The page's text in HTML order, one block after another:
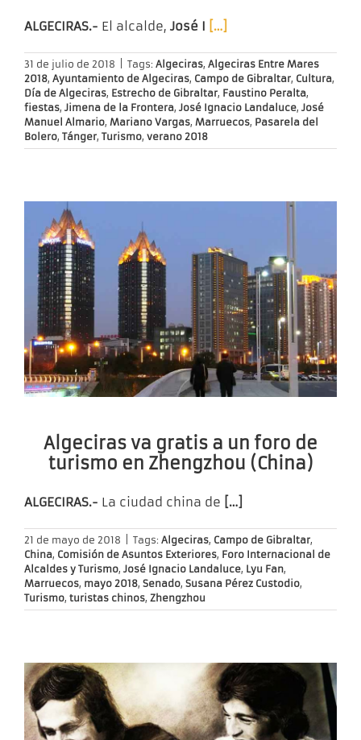
ALGECIRAS.- El alcalde, José I […]
31 de julio de 2018 Tags: Algeciras, Algeciras Entre Mares
2018, Ayuntamiento de Algeciras, Campo de Gibraltar, Cultura,
Día de Algeciras, Estrecho de Gibraltar, Faustino Peralta,
fiestas, Jimena de la Frontera, José Ignacio Landaluce, José
Manuel Almario, Mariano Vargas, Marruecos, Pasarela del
Bolero, Tánger, Turismo, verano 2018
Algeciras va gratis a un foro de
turismo en Zhengzhou (China)
ALGECIRAS.- La ciudad china de […]
21 de mayo de 2018 Tags: Algeciras, Campo de Gibraltar,
China, Comisión de Asuntos Exteriores, Foro Internacional de
Alcaldes y Turismo, José Ignacio Landaluce, Lyu Fan,
Marruecos, mayo 2018, Senado, Susana Pérez Custodio,
Turismo, turistas chinos, Zhengzhou